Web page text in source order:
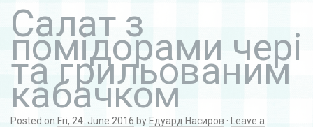
Салат з
помідорами чері
та грильованим
кабачком
Posted on Fri, 24. June 2016 by Едуард Насиров · Leave a